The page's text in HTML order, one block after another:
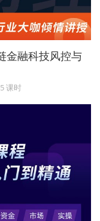
品技术与智能化程
着水涨船高。根据
示，2020年，长
汽车的单车均价
。
的单车均价2021
大众汽车品牌。
在高端化路上的
亚迪的高端化进
金融科技风控与
课时